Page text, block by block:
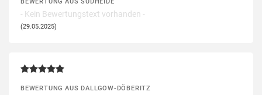
- Kein Bewertungstext vorhanden -
(29.05.2025)
BEWERTUNG AUS DALLGOW-DÖBERITZ